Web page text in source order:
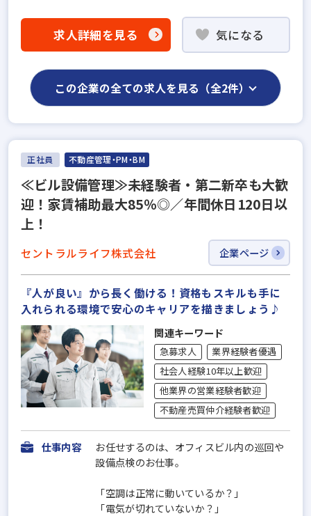
求人詳細を見る 気になる
この企業の全ての求人を見る（全2件）
正社員 不動産管理・PM・BM
≪ビル設備管理≫未経験者・第二新卒も大歓
迎！家賃補助最大85％◎／年間休日120日以
上！
セントラルライフ株式会社 企業ページ
『人が良い』から長く働ける！資格もスキルも手に
入れられる環境で安心のキャリアを描きましょう♪
関連キーワード
急募求人
業界経験者優遇
社会人経験10年以上歓迎
他業界の営業経験者歓迎
不動産売買仲介経験者歓迎
仕事内容
お任せするのは、オフィスビル内の巡回や
設備点検のお仕事。
「空調は正常に動いているか？」
「電気が切れていないか？」